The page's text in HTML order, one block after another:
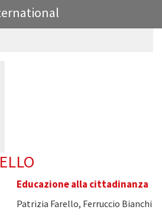
Educazione alla cittadinanza
Patrizia Farello, Ferruccio Bianchi